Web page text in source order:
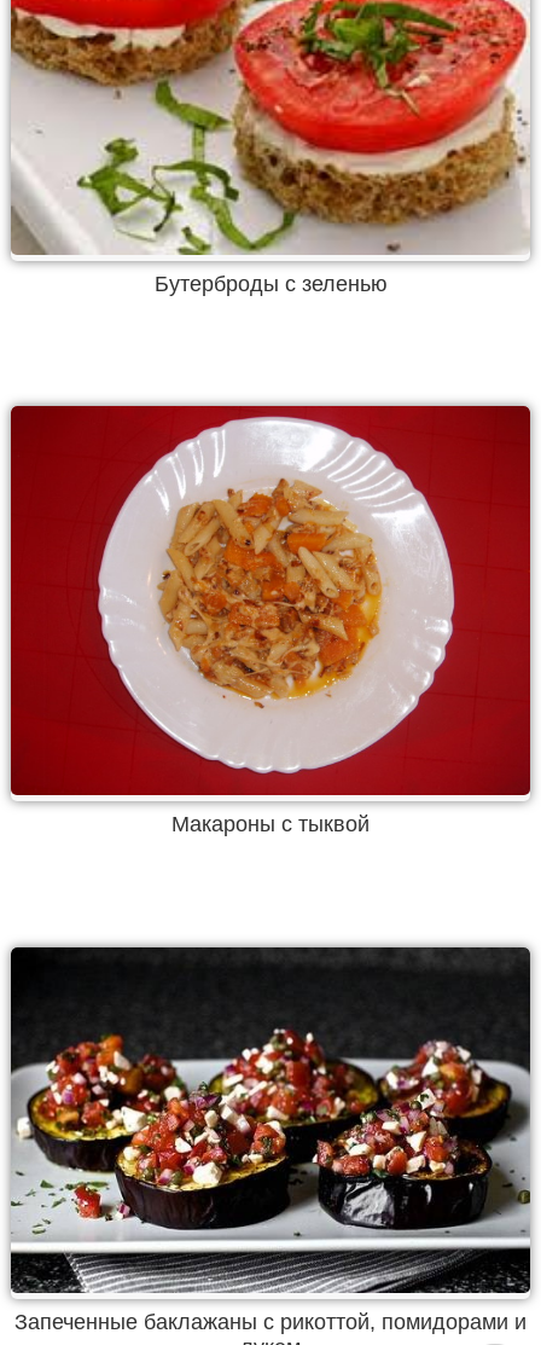
Бутерброды с зеленью
Макароны с тыквой
Запеченные баклажаны с рикоттой, помидорами и